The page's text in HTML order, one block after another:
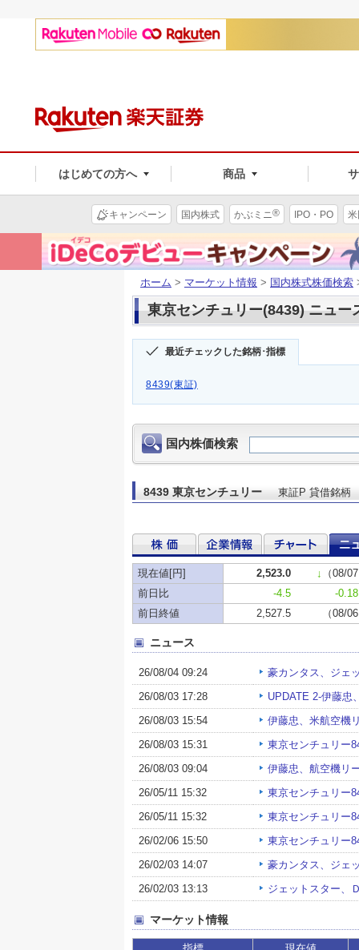
はじめての方へ 商品
キャンペーン 国内株式 かぶミニ® IPO・PO
ホーム > マーケット情報 > 国内株式株価検索
東京センチュリー(8439) ニュー
最近チェックした銘柄･指標
8439(東証)